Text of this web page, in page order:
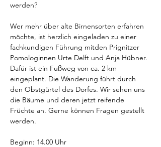
werden?
Wer mehr über alte Birnensorten erfahren
möchte, ist herzlich eingeladen zu einer
fachkundigen Führung mitden Prignitzer
Pomologinnen Urte Delft und Anja Hübner.
Dafür ist ein Fußweg von ca. 2 km
eingeplant. Die Wanderung führt durch
den Obstgürtel des Dorfes. Wir sehen uns
die Bäume und deren jetzt reifende
Früchte an. Gerne können Fragen gestellt
werden.
Beginn: 14.00 Uhr